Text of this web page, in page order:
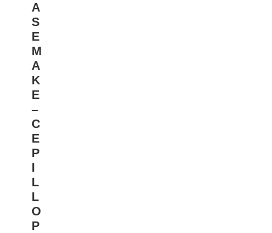
A
S
E
M
A
K
E
–
C
E
P
I
L
L
O
P